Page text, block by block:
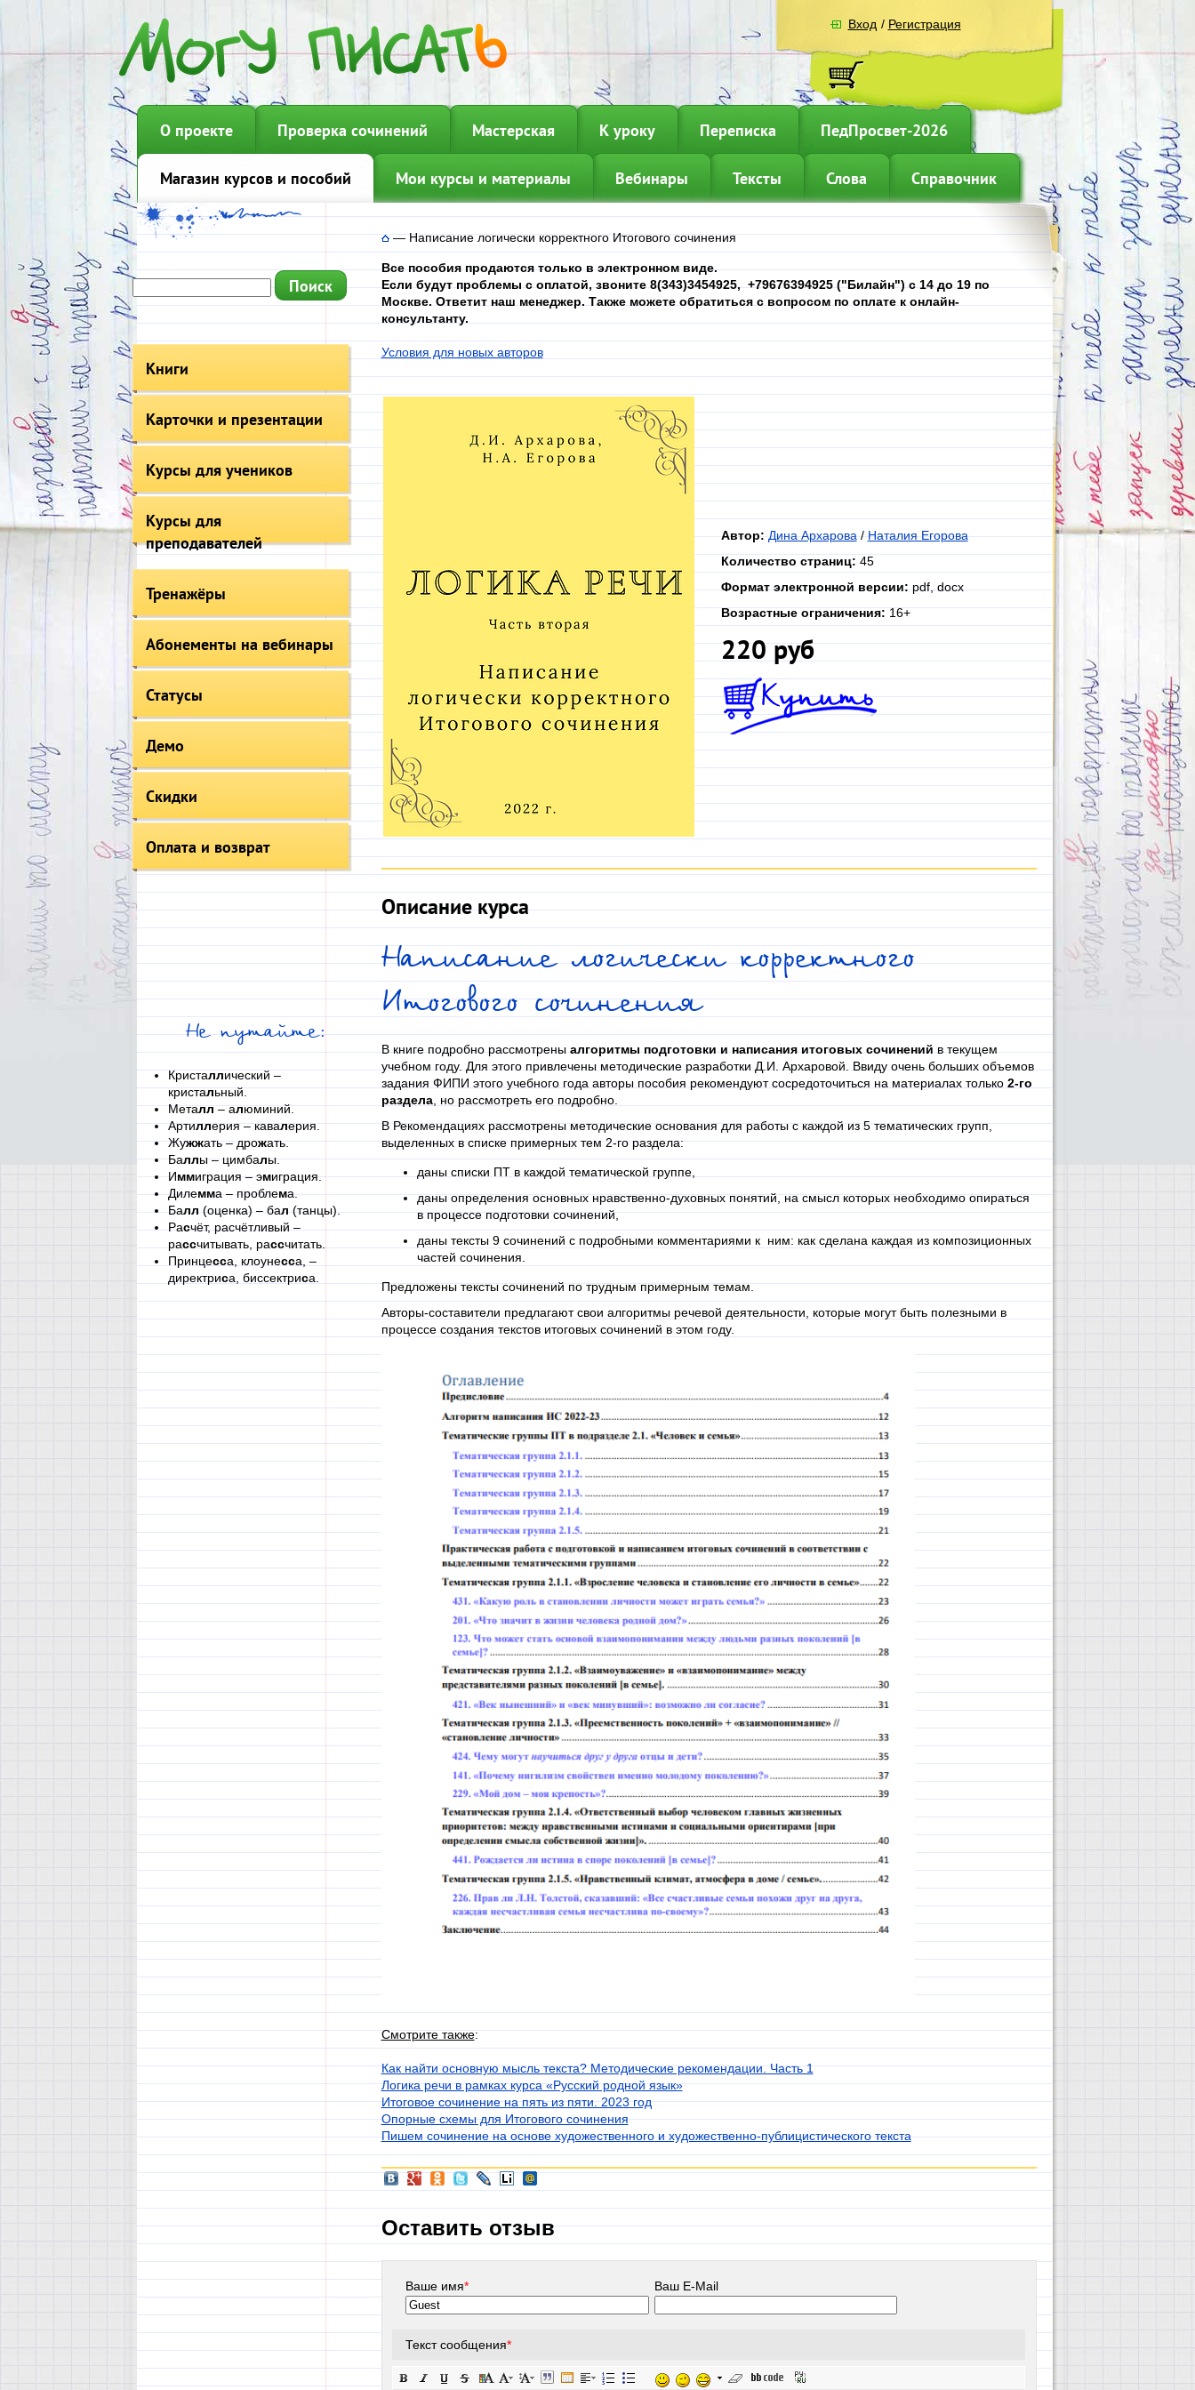
Вход / Регистрация
О проекте Проверка сочинений Мастерская К уроку Переписка ПедПросвет-2026
Магазин курсов и пособий Мои курсы и материалы Вебинары Тексты Слова Справочник
Книги
Карточки и презентации
Курсы для учеников
Курсы для
преподавателей
Тренажёры
Абонементы на вебинары
Статусы
Демо
Скидки
Оплата и возврат
Не путайте:
Кристаллический –
кристальный.
Металл– алюминий.
Артиллерия – кавалерия.
Жужжать – дрожать.
Баллы – цимбалы.
Иммиграция – эмиграция.
Дилемма – проблема.
Балл(оценка) – бал(танцы).
Расчёт, расчётливый –
рассчитывать, рассчитать.
Принцесса, клоунесса, –
директриса, биссектриса.
—Написание логически корректного Итогового сочинения
Все пособия продаются только в электронном виде.
Если будут проблемы с оплатой, звоните 8(343)3454925, +79676394925 ("Билайн") с 14 до 19 по
Москве. Ответит наш менеджер. Также можете обратиться с вопросом по оплате к онлайн-
консультанту.
Условия для новых авторов
Автор: Дина Архарова/Наталия Егорова
Количество страниц: 45
Формат электронной версии: pdf, docx
Возрастные ограничения: 16+
220 руб
Описание курса
Написание логически корректного
Итогового сочинения
В книге подробно рассмотреныалгоритмы подготовки и написания итоговых сочиненийв текущем
учебном году. Для этого привлечены методические разработки Д.И. Архаровой. Ввиду очень больших объемов
задания ФИПИ этого учебного года авторы пособия рекомендуют сосредоточиться на материалах только 2-го
раздела, но рассмотреть его подробно.
В Рекомендациях рассмотрены методические основания для работы с каждой из 5 тематических групп,
выделенных в списке примерных тем 2-го раздела:
даны списки ПТ в каждой тематической группе,
даны определения основных нравственно-духовных понятий, на смысл которых необходимо опираться
в процессе подготовки сочинений,
даны тексты 9 сочинений с подробными комментариями к ним: как сделана каждая из композиционных
частей сочинения.
Предложены тексты сочинений по трудным примерным темам.
Авторы-составители предлагают свои алгоритмы речевой деятельности, которые могут быть полезными в
процессе создания текстов итоговых сочинений в этом году.
Смотрите также:
Как найти основную мысль текста? Методические рекомендации. Часть 1
Логика речи в рамках курса «Русский родной язык»
Итоговое сочинение на пять из пяти. 2023 год
Опорные схемы для Итогового сочинения
Пишем сочинение на основе художественного и художественно-публицистического текста
Оставить отзыв
Ваше имя* Ваш E-Mail
Текст сообщения*